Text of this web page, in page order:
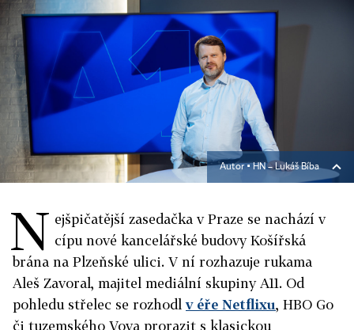
Autor ▪ HN – Lukáš Bíba
N ejšpičatější zasedačka v Praze se nachází v
cípu nové kancelářské budovy Košířská
brána na Plzeňské ulici. V ní rozhazuje rukama
Aleš Zavoral, majitel mediální skupiny A11. Od
pohledu střelec se rozhodlv éře Netflixu, HBO Go
či tuzemského Voya prorazit s klasickou